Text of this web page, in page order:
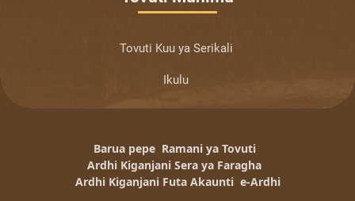
Tovuti Kuu ya Serikali
Ikulu
Barua pepe Ramani ya Tovuti
Ardhi Kiganjani Sera ya Faragha
Ardhi Kiganjani Futa Akaunti e-Ardhi